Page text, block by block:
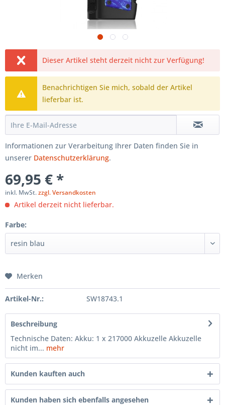
Dieser Artikel steht derzeit nicht zur Verfügung!
Benachrichtigen Sie mich, sobald der Artikel
lieferbar ist.
Informationen zur Verarbeitung Ihrer Daten finden Sie in
unserer Datenschutzerklärung.
69,95 € *
inkl. MwSt.zzgl. Versandkosten
Artikel derzeit nicht lieferbar.
Farbe:
Merken
Artikel-Nr.: SW18743.1
Beschreibung
Technische Daten: Akku: 1 x 217000 Akkuzelle Akkuzelle
nicht im... mehr
Kunden kauften auch
Kunden haben sich ebenfalls angesehen